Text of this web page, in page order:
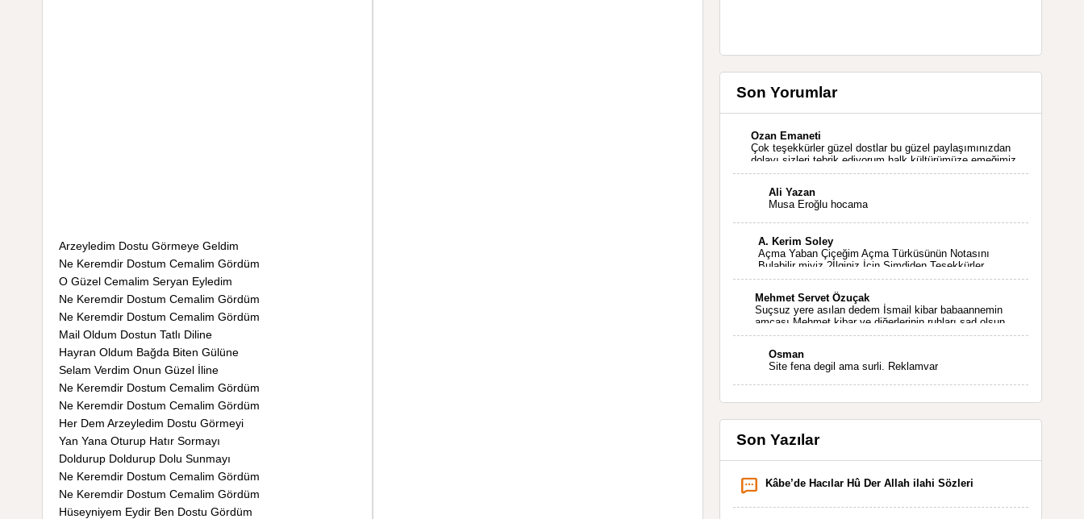
Arzeyledim Dostu Görmeye Geldim
Ne Keremdir Dostum Cemalim Gördüm
O Güzel Cemalim Seryan Eyledim
Ne Keremdir Dostum Cemalim Gördüm
Ne Keremdir Dostum Cemalim Gördüm
Mail Oldum Dostun Tatlı Diline
Hayran Oldum Bağda Biten Gülüne
Selam Verdim Onun Güzel İline
Ne Keremdir Dostum Cemalim Gördüm
Ne Keremdir Dostum Cemalim Gördüm
Her Dem Arzeyledim Dostu Görmeyi
Yan Yana Oturup Hatır Sormayı
Doldurup Doldurup Dolu Sunmayı
Ne Keremdir Dostum Cemalim Gördüm
Ne Keremdir Dostum Cemalim Gördüm
Hüseyniyem Eydir Ben Dostu Gördüm
Son Yorumlar
Ozan Emaneti
Çok teşekkürler güzel dostlar bu güzel paylaşımınızdan
dolayı sizleri tebrik ediyorum halk kültürümüze emeğimiz
geçti ise ne mutlu bizlere sizlerin sayesinde türkülerimiz
Ali Yazan
Musa Eroğlu hocama
A. Kerim Soley
Açma Yaban Çiçeğim Açma Türküsünün Notasını
Bulabilir miyiz ?İlginiz İçin Şimdiden Teşekkürler.
Mehmet Servet Özuçak
Suçsuz yere asılan dedem İsmail kibar babaannemin
amcası Mehmet kibar ve diğerlerinin ruhları şad olsun.
Kahrolsun Cemal paşa
Osman
Site fena degil ama surli. Reklamvar
Son Yazılar
Kâbe’de Hacılar Hû Der Allah ilahi Sözleri